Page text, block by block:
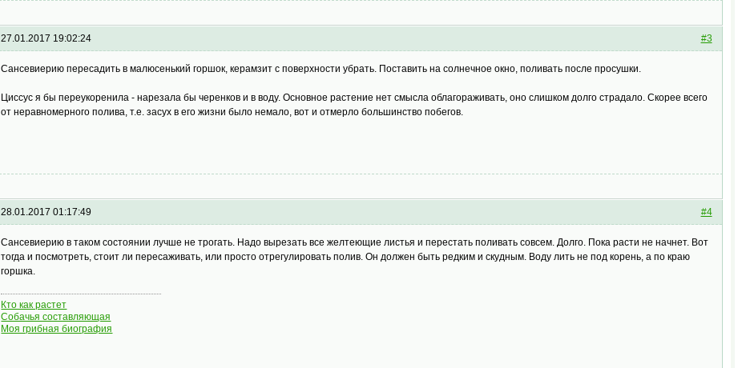
#3
27.01.2017 19:02:24
Сансевиерию пересадить в малюсенький горшок, керамзит с поверхности убрать. Поставить на солнечное окно, поливать после просушки.
Циссус я бы переукоренила - нарезала бы черенков и в воду. Основное растение нет смысла облагораживать, оно слишком долго страдало. Скорее всего
от неравномерного полива, т.е. засух в его жизни было немало, вот и отмерло большинство побегов.
#4
28.01.2017 01:17:49
Сансевиерию в таком состоянии лучше не трогать. Надо вырезать все желтеющие листья и перестать поливать совсем. Долго. Пока расти не начнет. Вот
тогда и посмотреть, стоит ли пересаживать, или просто отрегулировать полив. Он должен быть редким и скудным. Воду лить не под корень, а по краю
горшка.
Кто как растет
Собачья составляющая
Моя грибная биография